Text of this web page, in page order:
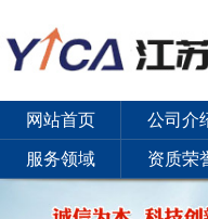
网站首页 公司介
服务领域 资质荣